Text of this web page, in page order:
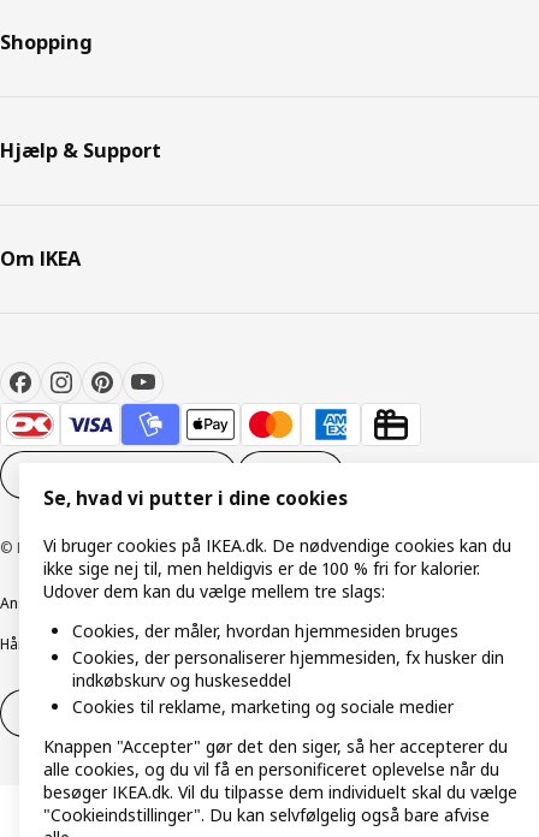
Shopping
Hjælp & Support
Om IKEA
© Inter IKEA Systems B.V. 1999-2026
Ansvarlig rapporteringCookiepolitik Digital tilgængelighed
Håndtering af persondataSalgs- og leveringsbetingelser
Fortryd dit køb Fortryd dit køb af service
Se, hvad vi putter i dine cookies
Vi bruger cookies på IKEA.dk. De nødvendige cookies kan du
ikke sige nej til, men heldigvis er de 100 % fri for kalorier.
Udover dem kan du vælge mellem tre slags:
Cookies, der måler, hvordan hjemmesiden bruges
Cookies, der personaliserer hjemmesiden, fx husker din
indkøbskurv og huskeseddel
Cookies til reklame, marketing og sociale medier
Knappen "Accepter" gør det den siger, så her accepterer du
alle cookies, og du vil få en personificeret oplevelse når du
besøger IKEA.dk. Vil du tilpasse dem individuelt skal du vælge
"Cookieindstillinger". Du kan selvfølgelig også bare afvise